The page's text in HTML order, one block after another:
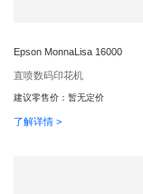
Epson MonnaLisa 16000
直喷数码印花机
建议零售价： 暂无定价
了解详情 >